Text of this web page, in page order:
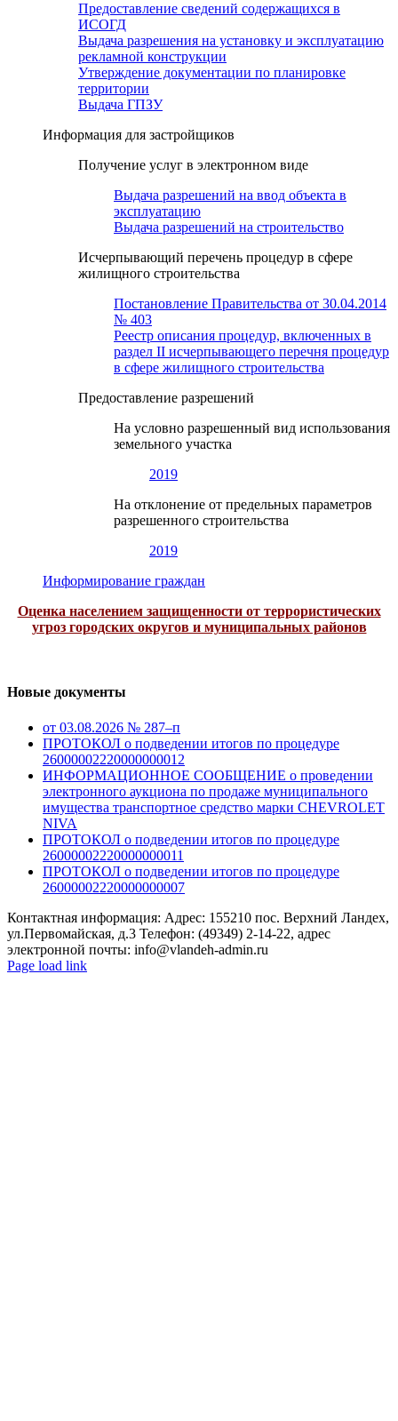
Предоставление сведений содержащихся в
ИСОГД
Выдача разрешения на установку и эксплуатацию
рекламной конструкции
Утверждение документации по планировке
территории
Выдача ГПЗУ
Информация для застройщиков
Получение услуг в электронном виде
Выдача разрешений на ввод объекта в
эксплуатацию
Выдача разрешений на строительство
Исчерпывающий перечень процедур в сфере
жилищного строительства
Постановление Правительства от 30.04.2014
№ 403
Реестр описания процедур, включенных в
раздел II исчерпывающего перечня процедур
в сфере жилищного строительства
Предоставление разрешений
На условно разрешенный вид использования
земельного участка
2019
На отклонение от предельных параметров
разрешенного строительства
2019
Информирование граждан
Оценка населением защищенности от террористических
угроз городских округов и муниципальных районов
Новые документы
от 03.08.2026 № 287–п
ПРОТОКОЛ о подведении итогов по процедуре
26000002220000000012
ИНФОРМАЦИОННОЕ СООБЩЕНИЕ о проведении
электронного аукциона по продаже муниципального
имущества транспортное средство марки CHEVROLET
NIVA
ПРОТОКОЛ о подведении итогов по процедуре
26000002220000000011
ПРОТОКОЛ о подведении итогов по процедуре
26000002220000000007
Контактная информация: Адрес: 155210 пос. Верхний Ландех,
ул.Первомайская, д.3 Телефон: (49349) 2-14-22, адрес
электронной почты: info@vlandeh-admin.ru
Page load link